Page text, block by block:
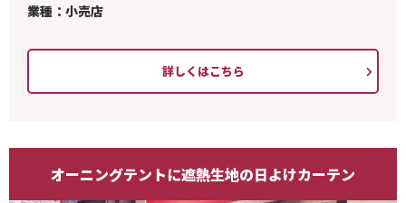
業種：小売店
詳しくはこちら
オーニングテントに遮熱生地の日よけカーテン